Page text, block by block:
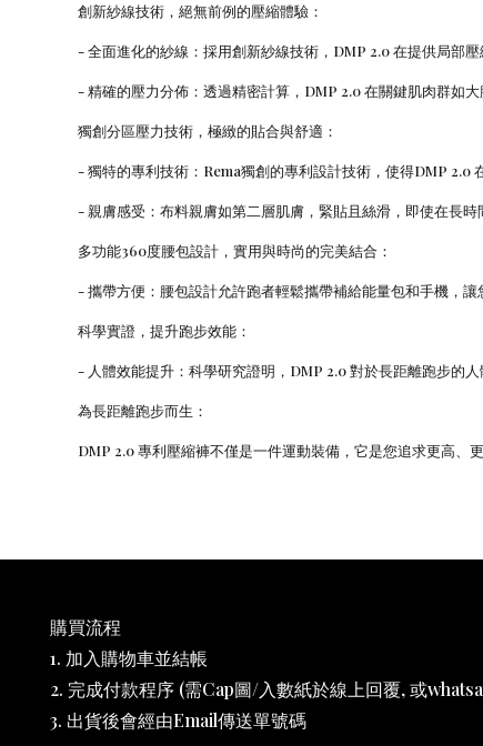
創新紗線技術，絕無前例的壓縮體驗：
- 全面進化的紗線：採用創新紗線技術，DMP 2.0 在提供局部
- 精確的壓力分佈：透過精密計算，DMP 2.0 在關鍵肌肉群如
獨創分區壓力技術，極緻的貼合與舒適：
- 獨特的專利技術：Rema獨創的專利設計技術，使得DMP 2.0
- 親膚感受：布料親膚如第二層肌膚，緊貼且絲滑，即使在長時
多功能360度腰包設計，實用與時尚的完美結合：
- 攜帶方便：腰包設計允許跑者輕鬆攜帶補給能量包和手機，讓
科學實證，提升跑步效能：
- 人體效能提升：科學研究證明，DMP 2.0 對於長距離跑步的
為長距離跑步而生：
DMP 2.0 專利壓縮褲不僅是一件運動裝備，它是您追求更高、
購買流程
1. 加入購物車並結帳
2. 完成付款程序 (需Cap圖/入數紙於線上回覆, 或
3. 出貨後會經由Email傳送單號碼